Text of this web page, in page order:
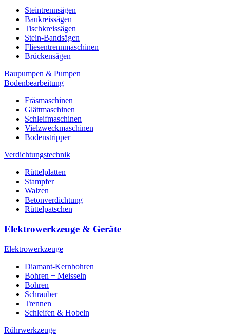
Steintrennsägen
Baukreissägen
Tischkreissägen
Stein-Bandsägen
Fliesentrennmaschinen
Brückensägen
Baupumpen & Pumpen
Bodenbearbeitung
Fräsmaschinen
Glättmaschinen
Schleifmaschinen
Vielzweckmaschinen
Bodenstripper
Verdichtungstechnik
Rüttelplatten
Stampfer
Walzen
Betonverdichtung
Rüttelpatschen
Elektrowerkzeuge & Geräte
Elektrowerkzeuge
Diamant-Kernbohren
Bohren + Meisseln
Bohren
Schrauber
Trennen
Schleifen & Hobeln
Rührwerkzeuge